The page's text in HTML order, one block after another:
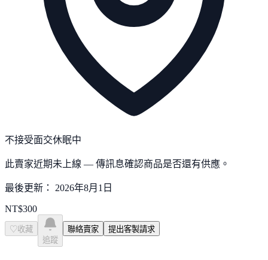
不接受面交休眠中
此賣家近期未上線 — 傳訊息確認商品是否還有供應。
最後更新： 2026年8月1日
NT$300
♡ 收藏
追蹤
聯絡賣家 提出客製請求